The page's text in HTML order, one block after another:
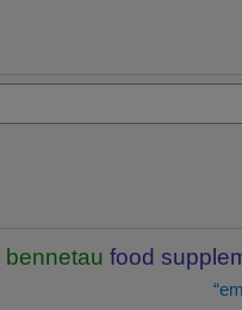
bennetau food